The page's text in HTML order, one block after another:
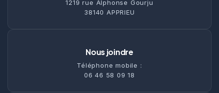
1219 rue Alphonse Gourju
38140 APPRIEU
Nous joindre
Téléphone mobile :
06 46 58 09 18